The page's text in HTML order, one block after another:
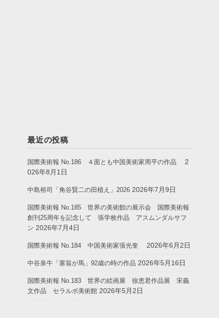
最近の投稿
国際美術報 No.186 ４面とも中国美術家周平の作品
2
026年8月1日
中島裕司「角谷賢二の田植え」2026 2026年7月9日
国際美術報 No.185 世界の美術館の展示会 国際美術報
創刊25周年を記念して 張学枚作品 アスムンダルサフ
ン 2026年7月4日
国際美術報 No.184 中国美術家張光奎 2026年6月2日
中谷泉牛「塞翁が馬」92歳の時の作品 2026年5月16日
国際美術報 No.183 世界の絵画展 徐恵君作品展 宋義
文作品 セラルボ美術館 2026年5月2日